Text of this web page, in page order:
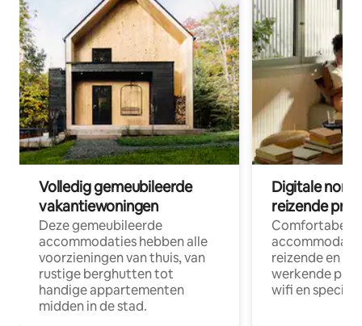
Volledig gemeubileerde
vakantiewoningen
Deze gemeubileerde
accommodaties hebben alle
voorzieningen van thuis, van
rustige berghutten tot
handige appartementen
midden in de stad.
Digitale
reizende
Comfortabele
reizende en
werkende
wifi en